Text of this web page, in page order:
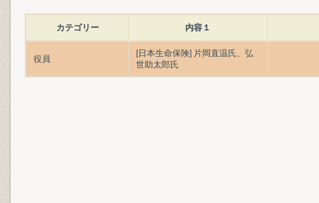
カテゴリー 内容１
役員
[日本生命保険] 片岡直温氏、弘
世助太郎氏